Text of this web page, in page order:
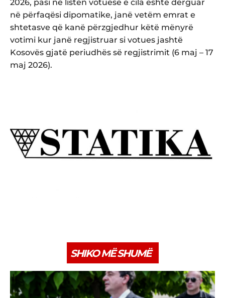
2026, pasi në listën votuese e cila është dërguar
në përfaqësi dipomatike, janë vetëm emrat e
shtetasve që kanë përzgjedhur këtë mënyrë
votimi kur janë regjistruar si votues jashtë
Kosovës gjatë periudhës së regjistrimit (6 maj – 17
maj 2026).
SHIKO MË SHUMË